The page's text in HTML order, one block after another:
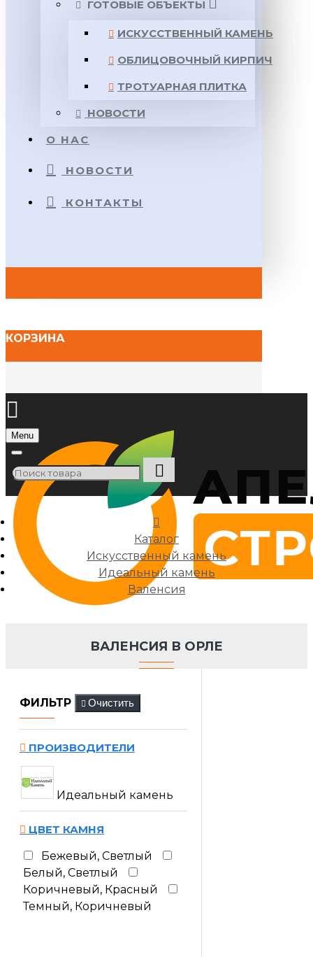
ГОТОВЫЕ ОБЪЕКТЫ
ИСКУССТВЕННЫЙ КАМЕНЬ
ОБЛИЦОВОЧНЫЙ КИРПИЧ
ТРОТУАРНАЯ ПЛИТКА
НОВОСТИ
О НАС
НОВОСТИ
КОНТАКТЫ
КОРЗИНА
Menu
Каталог
Искусственный камень
Идеальный камень
Валенсия
ВАЛЕНСИЯ В ОРЛЕ
ФИЛЬТР Очистить
ПРОИЗВОДИТЕЛИ
Идеальный камень
ЦВЕТ КАМНЯ
Бежевый, Светлый
Белый, Светлый
Коричневый, Красный
Темный, Коричневый